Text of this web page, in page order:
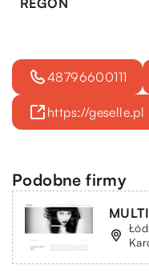
48796600111
https://geselle.pl
Podobne firmy